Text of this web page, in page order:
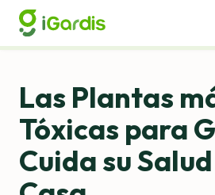
Las Plantas
Tóxicas para
Cuida su